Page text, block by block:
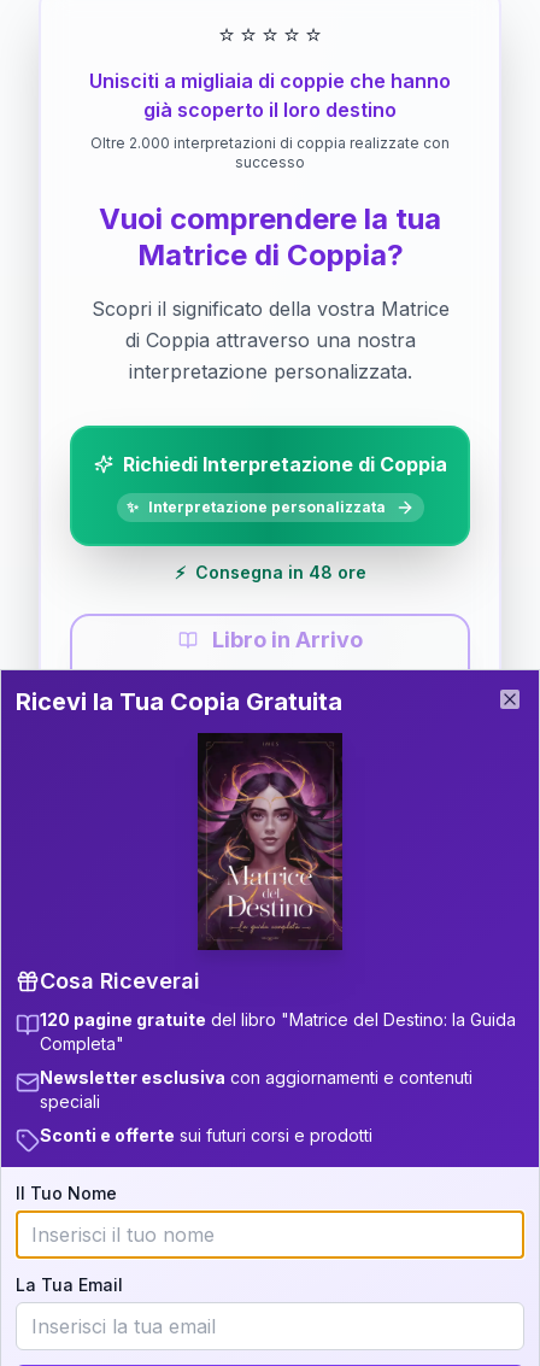
⭐ ⭐ ⭐ ⭐ ⭐
Unisciti a migliaia di coppie che hanno
già scoperto il loro destino
Oltre 2.000 interpretazioni di coppia realizzate con
successo
Vuoi comprendere la tua
Matrice di Coppia?
Scopri il significato della vostra Matrice
di Coppia attraverso una nostra
interpretazione personalizzata.
Richiedi Interpretazione di Coppia
✨ Interpretazione personalizzata
⚡ Consegna in 48 ore
Libro in Arrivo
Guida completa di Coppia
Il libro è in fase di scrittura. Iscriviti alla newsletter
per ricevere aggiornamenti!
P.S. Interpretazione parziale
gratuita
Scorri più in basso per vedere
un'interpretazione parziale gratuita della tua
Iscriviti alla newsletter per ricevere
aggiornamenti quando sarà disponibile.
Cosa scoprirete nella vostra
interpretazione:
💕 Come rafforzare la vostra unione
Ricevi la Tua Copia Gratuita del Libro
Ricevi la Tua Copia Gratuita
Cosa Riceverai
120 pagine gratuite del libro "Matrice del Destino: la Guida
Completa"
Newsletter esclusiva con aggiornamenti e contenuti
speciali
Sconti e offerte sui futuri corsi e prodotti
Il Tuo Nome
La Tua Email